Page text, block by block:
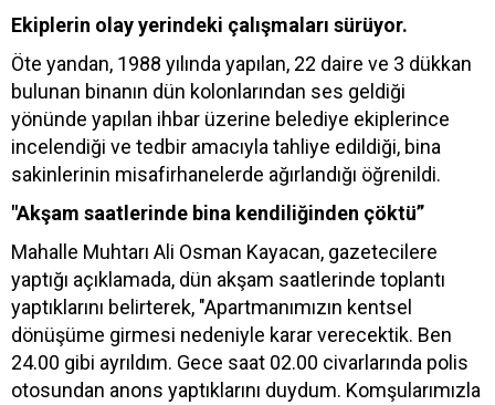
Ekiplerin olay yerindeki çalışmaları sürüyor.
Öte yandan, 1988 yılında yapılan, 22 daire ve 3 dükkan
bulunan binanın dün kolonlarından ses geldiği
yönünde yapılan ihbar üzerine belediye ekiplerince
incelendiği ve tedbir amacıyla tahliye edildiği, bina
sakinlerinin misafirhanelerde ağırlandığı öğrenildi.
"Akşam saatlerinde bina kendiliğinden çöktü”
Mahalle Muhtarı Ali Osman Kayacan, gazetecilere
yaptığı açıklamada, dün akşam saatlerinde toplantı
yaptıklarını belirterek, "Apartmanımızın kentsel
dönüşüme girmesi nedeniyle karar verecektik. Ben
24.00 gibi ayrıldım. Gece saat 02.00 civarlarında polis
otosundan anons yaptıklarını duydum. Komşularımızla